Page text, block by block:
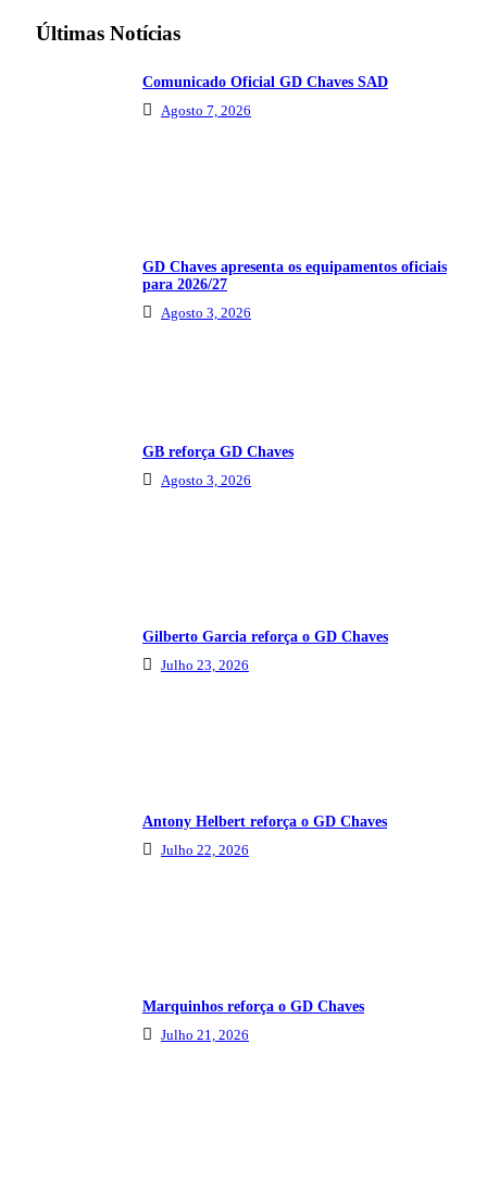
Últimas Notícias
Comunicado Oficial GD Chaves SAD
Agosto 7, 2026
GD Chaves apresenta os equipamentos oficiais
para 2026/27
Agosto 3, 2026
GB reforça GD Chaves
Agosto 3, 2026
Gilberto Garcia reforça o GD Chaves
Julho 23, 2026
Antony Helbert reforça o GD Chaves
Julho 22, 2026
Marquinhos reforça o GD Chaves
Julho 21, 2026